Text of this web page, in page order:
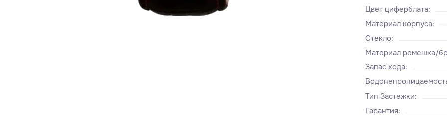
Цвет циферблата:
Материал корпуса:
Стекло:
Материал ремешка/
Запас хода:
Тип Застежки:
Гарантия: